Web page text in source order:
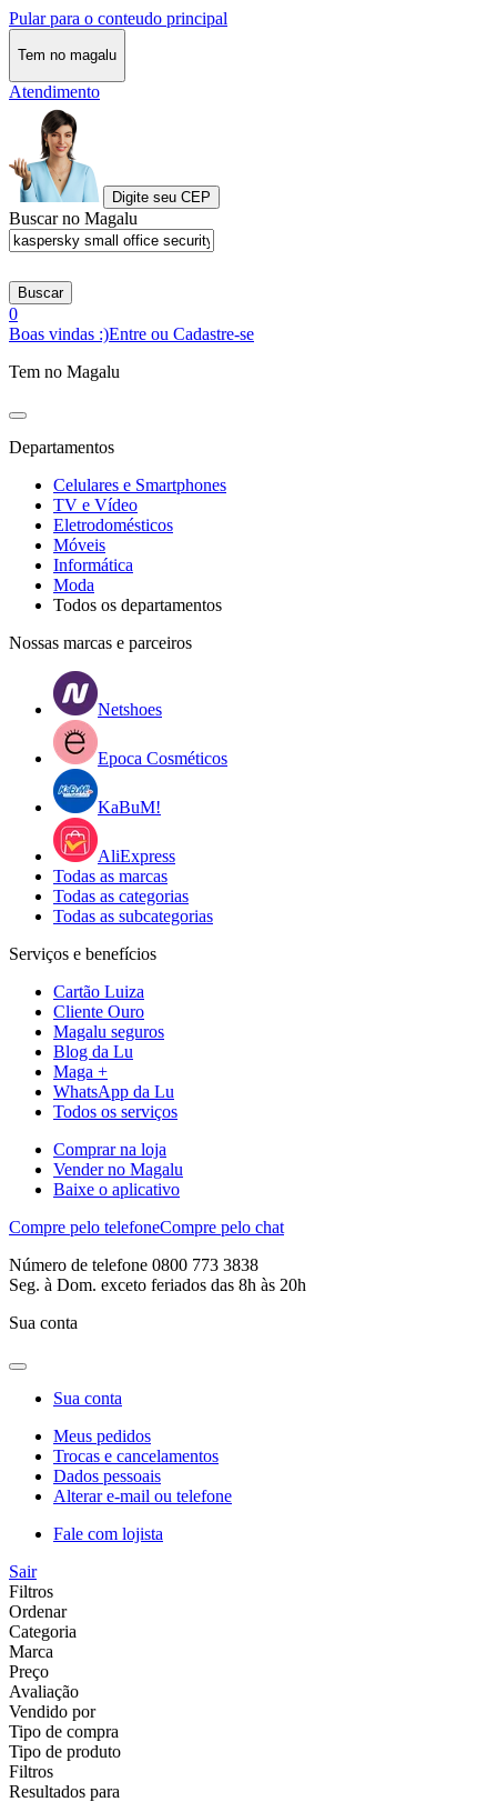
Pular para o conteudo principal
Tem no magalu
Atendimento
Digite seu CEP
Buscar no Magalu
Buscar
0
Boas vindas :)Entre ou Cadastre-se
Tem no Magalu
Departamentos
Celulares e Smartphones
TV e Vídeo
Eletrodomésticos
Móveis
Informática
Moda
Todos os departamentos
Nossas marcas e parceiros
Netshoes
Epoca Cosméticos
KaBuM!
AliExpress
Todas as marcas
Todas as categorias
Todas as subcategorias
Serviços e benefícios
Cartão Luiza
Cliente Ouro
Magalu seguros
Blog da Lu
Maga +
WhatsApp da Lu
Todos os serviços
Comprar na loja
Vender no Magalu
Baixe o aplicativo
Compre pelo telefoneCompre pelo chat
Número de telefone 0800 773 3838
Seg. à Dom. exceto feriados das 8h às 20h
Sua conta
Sua conta
Meus pedidos
Trocas e cancelamentos
Dados pessoais
Alterar e-mail ou telefone
Fale com lojista
Sair
Filtros
Ordenar
Categoria
Marca
Preço
Avaliação
Vendido por
Tipo de compra
Tipo de produto
Filtros
Resultados para